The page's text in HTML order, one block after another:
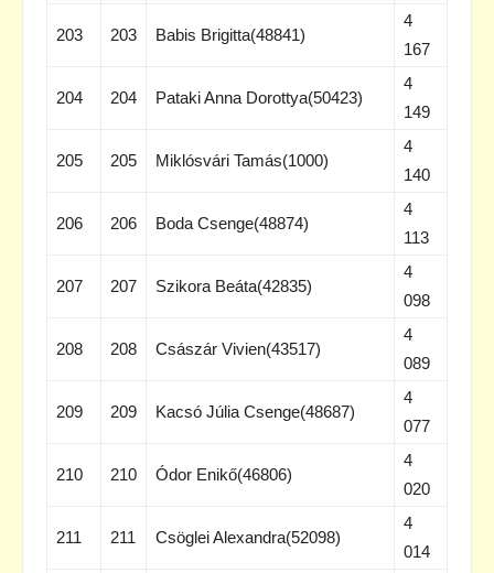
203 203 Babis Brigitta(48841)
4
167
204 204 Pataki Anna Dorottya(50423)
4
149
205 205 Miklósvári Tamás(1000)
4
140
206 206 Boda Csenge(48874)
4
113
207 207 Szikora Beáta(42835)
4
098
208 208 Császár Vivien(43517)
4
089
209 209 Kacsó Júlia Csenge(48687)
4
077
210 210 Ódor Enikő(46806)
4
020
211 211 Csöglei Alexandra(52098)
4
014